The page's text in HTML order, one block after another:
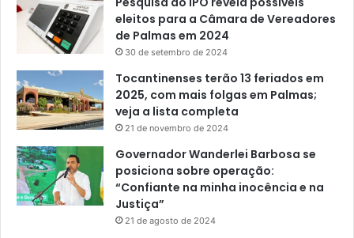
eleitos para a Câmara de Vereadores
de Palmas em 2024
30 de setembro de 2024
Tocantinenses terão 13 feriados em
2025, com mais folgas em Palmas;
veja a lista completa
21 de novembro de 2024
Governador Wanderlei Barbosa se
posiciona sobre operação:
“Confiante na minha inocência e na
Justiça”
21 de agosto de 2024